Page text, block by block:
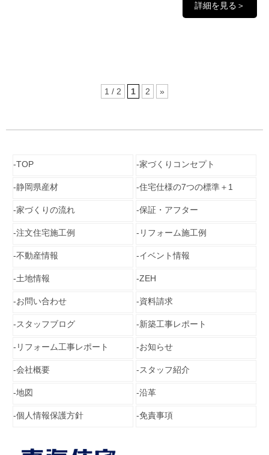
詳細を見る＞
1 / 2 1 2 »
TOP 家づくりコンセプト
静岡県産材 住宅仕様の7つの標準＋1
家づくりの流れ 保証・アフター
注文住宅施工例 リフォーム施工例
不動産情報 イベント情報
土地情報 ZEH
お問い合わせ 資料請求
スタッフブログ 新築工事レポート
リフォーム工事レポート お知らせ
会社概要 スタッフ紹介
地図 沿革
個人情報保護方針 免責事項